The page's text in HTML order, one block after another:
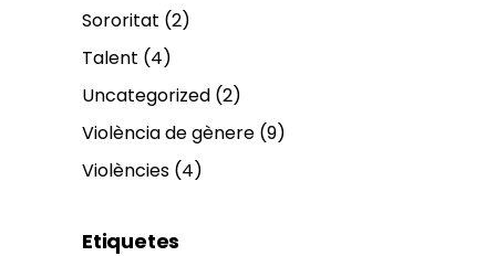
Sororitat (2)
Talent (4)
Uncategorized (2)
Violència de gènere (9)
Violències (4)
Etiquetes